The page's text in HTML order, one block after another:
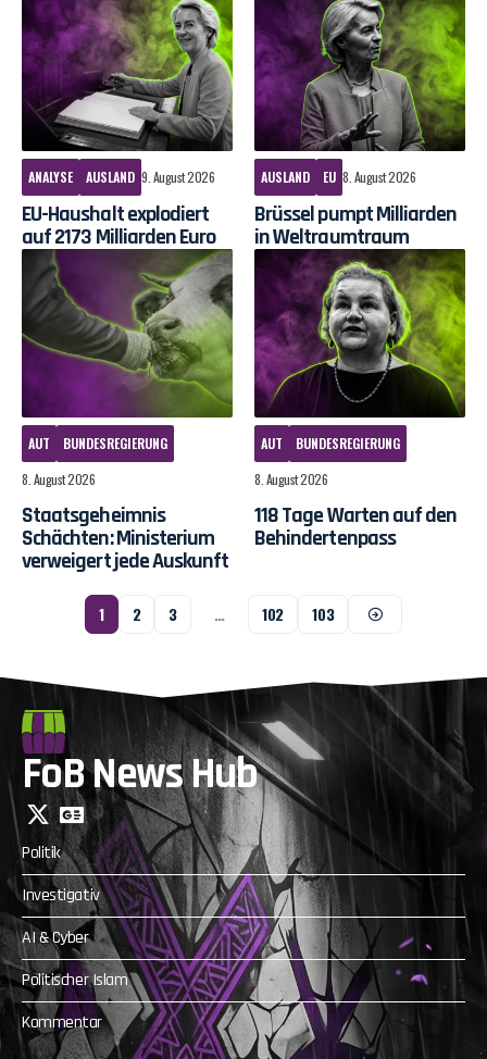
ANALYSE AUSLAND 9. August 2026
EU-Haushalt explodiert
auf 2173 Milliarden Euro
AUSLAND EU 8. August 2026
Brüssel pumpt Milliarden
in Weltraumtraum
AUT
BUNDESREGIERUNG
8. August 2026
Staatsgeheimnis
Schächten: Ministerium
verweigert jede Auskunft
AUT
BUNDESREGIERUNG
8. August 2026
118 Tage Warten auf den
Behindertenpass
1 2 3 … 102 103
FoB News Hub
Politik
Investigativ
AI & Cyber
Politischer Islam
Kommentar